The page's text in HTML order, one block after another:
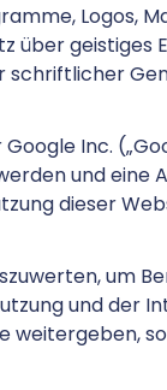
Logos,
geistiges
Inc.
und eine
dieser
um
und der
weitergeben,